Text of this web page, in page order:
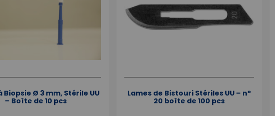
Biopsie Ø 3 mm, Stérile UU
– Boîte de 10 pcs
Lames de Bistouri Stériles UU – n°
20 boîte de 100 pcs